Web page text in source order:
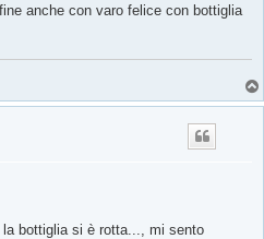
anche con varo felice con bottiglia
bottiglia si è rotta..., mi sento